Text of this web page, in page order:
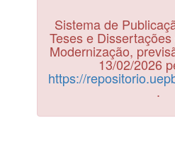
Sistema de
Teses e
Modernização,
13/02/2026
https://
.